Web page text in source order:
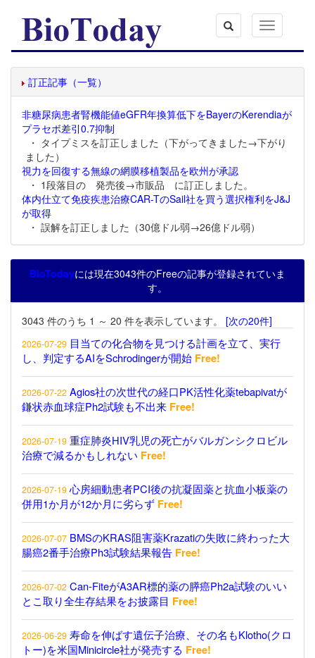
Toggle
navigation
訂正記事（一覧）
非糖尿病患者腎機能値eGFR年換算低下をBayerのKerendiaが
プラセボ差引0.7抑制
・ タイプミスを訂正しました（下がってきました→下がり
ました）
視力を回復する無線の網膜移植製品を欧州が承認
・ 1段落目の 発売後→市販品 に訂正しました。
体内仕立て免疫疾患治療CAR-TのSail社を買う選択権利をJ&J
が取得
・ 誤解を訂正しました（30億ドル弱→26億ドル弱）
BioTodayには現在3043件のFreeの記事が登録されていま
す。
3043 件のうち 1 ～ 20 件を表示しています。 [次の20件]
2026-07-29 目当ての化合物を見つける計画を立て、実行
し、判定するAIをSchrodingerが開始 Free!
2026-07-22 Agios社の次世代の経口PK活性化薬tebapivatが
鎌状赤血球症Ph2試験も不出来 Free!
2026-07-19 重症肺炎HIV乳児の死亡がバルガンシクロビル
治療で減るかもしれない Free!
2026-07-19 心房細動患者PCI後の抗凝固薬と抗血小板薬の
併用1か月が12か月に劣らず Free!
2026-07-07 BMSのKRAS阻害薬Krazatiの失敗に終わった大
腸癌2番手治療Ph3試験結果報告 Free!
2026-07-02 Can-FiteがA3AR標的薬の膵癌Ph2a試験のいい
とこ取り全生存結果をお披露目 Free!
2026-06-29 寿命を伸ばす遺伝子治療、その名もKlotho(クロ
トー)を米国Minicircle社が発売する Free!